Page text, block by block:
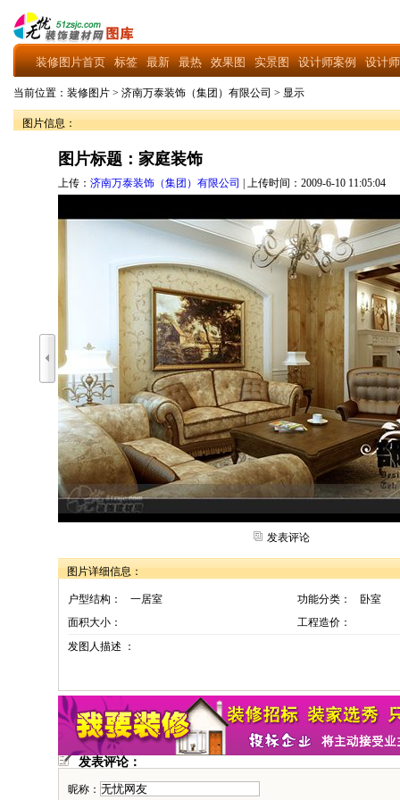
装修图片首页 标签 最新 最热 效果图 实景图 设计师案例 设计
当前位置： 装修图片 > 济南万泰装饰（集团）有限公司 > 显示
图片信息：
图片标题：家庭装饰
上传： 济南万泰装饰（集团）有限公司 | 上传时间：2009-6-10 11:05:04
发表评论
图片详细信息：
户型结构： 一居室 功能分类：
卧室
面积大小：
工程造价：
发图人描述 ：
发表评论：
昵称：